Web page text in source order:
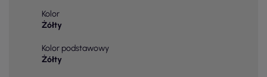
Kolor
Żółty
Kolor podstawowy
Żółty